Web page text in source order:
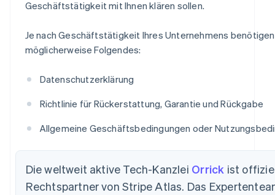
Geschäftstätigkeit mit Ihnen klären sollen.
Je nach Geschäftstätigkeit Ihres Unternehmens
möglicherweise Folgendes:
Datenschutzerklärung
Richtlinie für Rückerstattung, Garantie und Rückgabe
Allgemeine Geschäftsbedingungen oder
Die weltweit aktive Tech-Kanzlei Orrick ist
Rechtspartner von Stripe Atlas. Das